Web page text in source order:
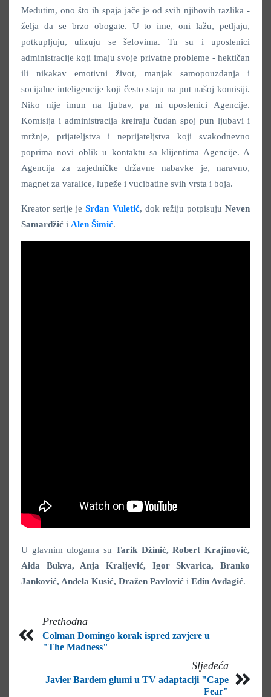
Međutim, ono što ih spaja jače je od svih njihovih razlika -
želja da se brzo obogate. U to ime, oni lažu, petljaju,
potkupljuju, ulizuju se šefovima. Tu su i uposlenici
administracije koji imaju svoje privatne probleme - hektičan
ili nikakav emotivni život, manjak samopouzdanja i
socijalne inteligencije koji često staju na put našoj komisiji.
Niko nije imun na ljubav, pa ni uposlenici Agencije.
Komisija i administracija kreiraju čudan spoj pun ljubavi i
mržnje, prijateljstva i neprijateljstva koji svakodnevno
poprima novi oblik u kontaktu sa klijentima Agencije. A
Agencija za zajedničke državne nabavke je, naravno,
magnet za varalice, lupeže i vucibatine svih vrsta i boja.
Kreator serije jeSrđan Vuletić, dok režiju potpisuju Neven
Samardžić i Alen Šimić.
U glavnim ulogama suTarik Džinić, Robert Krajinović,
Aida Bukva, Anja Kraljević, Igor Skvarica, Branko
Janković, Anđela Kusić, Dražen Pavlović i Edin Avdagić.
Prethodna
Colman Domingo korak ispred zavjere u
"The Madness"
Sljedeća
Javier Bardem glumi u TV adaptaciji "Cape
Fear"